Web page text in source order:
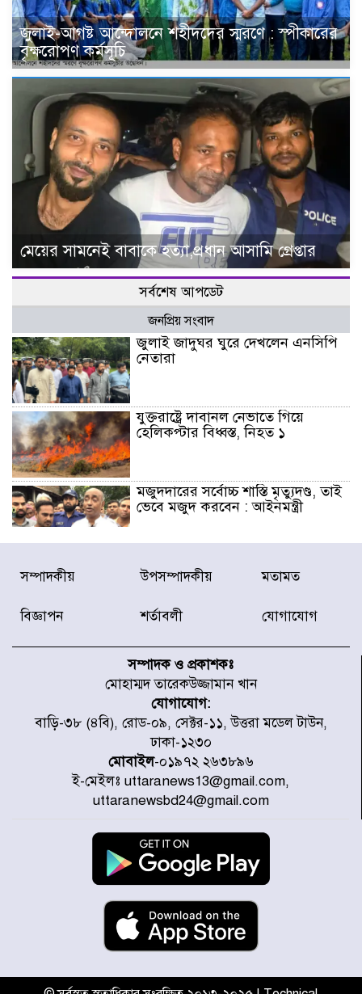
জুলাই-আগষ্ট আন্দোলনে শহীদদের স্মরণে : স্পীকারের
বৃক্ষরোপণ কর্মসূচি
মেয়ের সামনেই বাবাকে হত্যা,প্রধান আসামি গ্রেপ্তার
সর্বশেষ আপডেট
জনপ্রিয় সংবাদ
জুলাই জাদুঘর ঘুরে দেখলেন এনসিপি
নেতারা
যুক্তরাষ্ট্রে দাবানল নেভাতে গিয়ে
হেলিকপ্টার বিধ্বস্ত, নিহত ১
মজুদদারের সর্বোচ্চ শাস্তি মৃত্যুদণ্ড, তাই
ভেবে মজুদ করবেন : আইনমন্ত্রী
আন্তর্জাতিক আদিবাসী দিবস: রাষ্ট্রের
দায়িত্ব ও দায়বদ্ধতা II – মং এ খেন
সৌদি-তুরস্ক-পাকিস্তান
সাড়ে ৭ ঘণ্টা পর ঢাকা-ময়মনসিংহ
রুটে ট্রেন চলাচল স্বাভাবিক
ইনফান্তিনোকে নরওয়ে ফুটবল প্রধানের
আল্টিমেটাম
দেশে ভারি বৃষ্টির সতর্কবার্তা, ১০
জেলায় বন্যার পূর্বাভাস
৫৩ নং ওয়ার্ডের সড়কে নেমপ্লেট
স্থাপনের উদ্যোগ চান মিয়া ব্যাপারীর
সম্পাদকীয় উপসম্পাদকীয় মতামত
বিজ্ঞাপন শর্তাবলী যোগাযোগ
সম্পাদক ও প্রকাশকঃ
মোহাম্মদ তারেকউজ্জামান খান
যোগাযোগ:
বাড়ি-৩৮ (৪বি), রোড-০৯, সেক্টর-১১, উত্তরা মডেল টাউন,
ঢাকা-১২৩০
মোবাইল-০১৯৭২ ২৬৩৮৯৬
ই-মেইলঃ uttaranews13@gmail.com,
uttaranewsbd24@gmail.com